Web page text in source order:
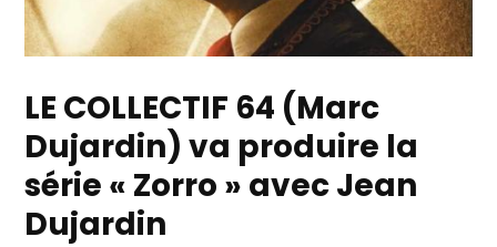
LE COLLECTIF 64 (Marc
Dujardin) va produire la
série « Zorro » avec Jean
Dujardin